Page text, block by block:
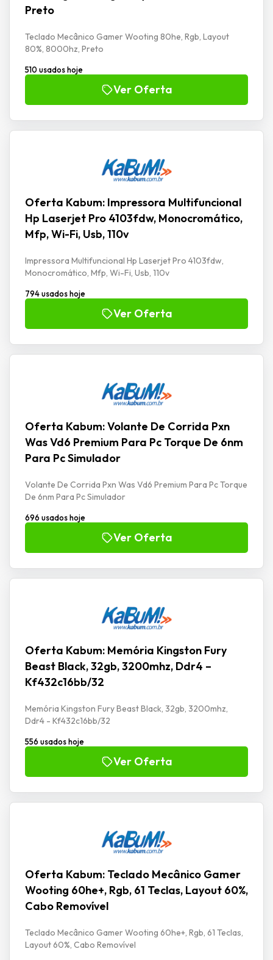
Preto
Teclado Mecânico Gamer Wooting 80he, Rgb, Layout
80%, 8000hz, Preto
510 usados hoje
Ver Oferta
Oferta Kabum: Impressora Multifuncional
Hp Laserjet Pro 4103fdw, Monocromático,
Mfp, Wi-Fi, Usb, 110v
Impressora Multifuncional Hp Laserjet Pro 4103fdw,
Monocromático, Mfp, Wi-Fi, Usb, 110v
794 usados hoje
Ver Oferta
Oferta Kabum: Volante De Corrida Pxn
Was Vd6 Premium Para Pc Torque De 6nm
Para Pc Simulador
Volante De Corrida Pxn Was Vd6 Premium Para Pc Torque
De 6nm Para Pc Simulador
696 usados hoje
Ver Oferta
Oferta Kabum: Memória Kingston Fury
Beast Black, 32gb, 3200mhz, Ddr4 –
Kf432c16bb/32
Memória Kingston Fury Beast Black, 32gb, 3200mhz,
Ddr4 - Kf432c16bb/32
556 usados hoje
Ver Oferta
Oferta Kabum: Teclado Mecânico Gamer
Wooting 60he+, Rgb, 61 Teclas, Layout 60%,
Cabo Removível
Teclado Mecânico Gamer Wooting 60he+, Rgb, 61 Teclas,
Layout 60%, Cabo Removível